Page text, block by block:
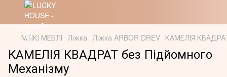
М'ЯКІ МЕБЛІ Ліжка Ліжка ARBOR DREV КАМЕЛІЯ
КАМЕЛІЯ КВАДРАТ без Підйомного
Механізму